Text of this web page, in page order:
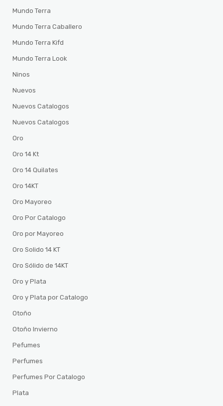
Mundo Terra
Mundo Terra Caballero
Mundo Terra Kifd
Mundo Terra Look
Ninos
Nuevos
Nuevos Catalogos
Nuevos Catalogos
Oro
Oro 14 Kt
Oro 14 Quilates
Oro 14KT
Oro Mayoreo
Oro Por Catalogo
Oro por Mayoreo
Oro Solido 14 KT
Oro Sólido de 14KT
Oro y Plata
Oro y Plata por Catalogo
Otoño
Otoño Invierno
Pefumes
Perfumes
Perfumes Por Catalogo
Plata